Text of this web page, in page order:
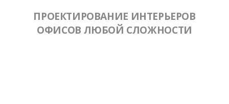
ПРОЕКТИРОВАНИЕ ИНТЕРЬЕРОВ
ОФИСОВ ЛЮБОЙ СЛОЖНОСТИ